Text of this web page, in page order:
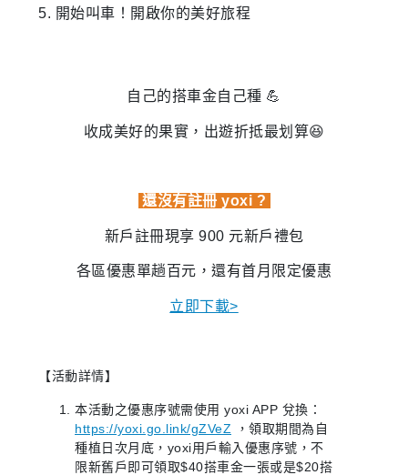
5. 開始叫車！開啟你的美好旅程
自己的搭車金自己種 💪
收成美好的果實，出遊折抵最划算😆
還沒有註冊 yoxi ?
新戶註冊現享 900 元新戶禮包
各區優惠單趟百元，還有首月限定優惠
立即下載>
【活動詳情】
本活動之優惠序號需使用 yoxi APP 兌換：
https://yoxi.go.link/gZVeZ ，領取期間為自
種植日次月底，yoxi用戶輸入優惠序號，不
限新舊戶即可領取$40搭車金一張或是$20搭